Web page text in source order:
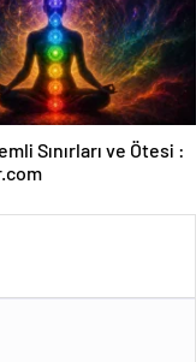
Sınırları ve Ötesi :